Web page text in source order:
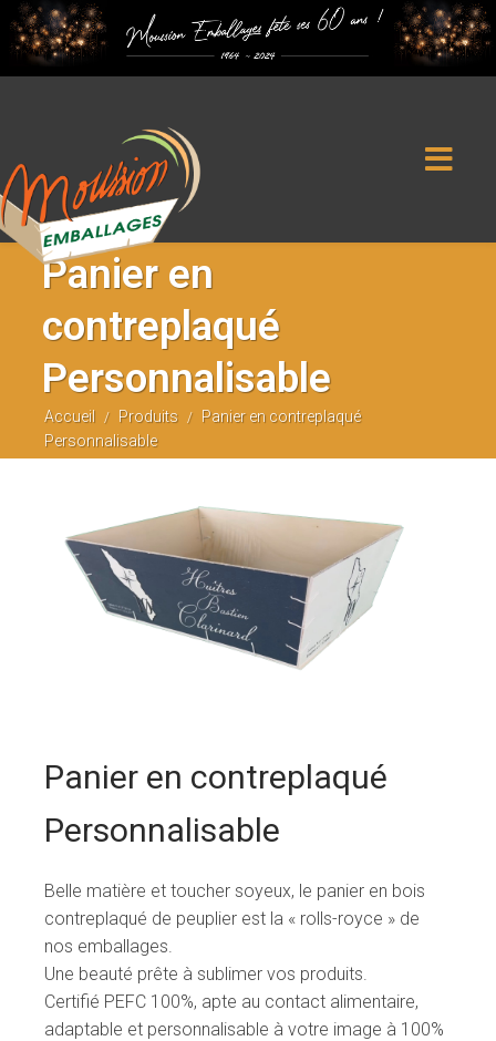
Panier en
contreplaqué
Personnalisable
Accueil / Produits /
Panier en contreplaqué
Personnalisable
Panier en contreplaqué
Personnalisable
Belle matière et toucher soyeux, le panier en bois
contreplaqué de peuplier est la « rolls-royce » de
nos emballages.
Une beauté prête à sublimer vos produits.
Certifié PEFC 100%, apte au contact alimentaire,
adaptable et personnalisable à votre image à 100%